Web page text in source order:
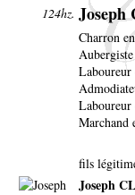
124hz.
Charron
Laboureur
Laboureur
Marchand
fils
Joseph